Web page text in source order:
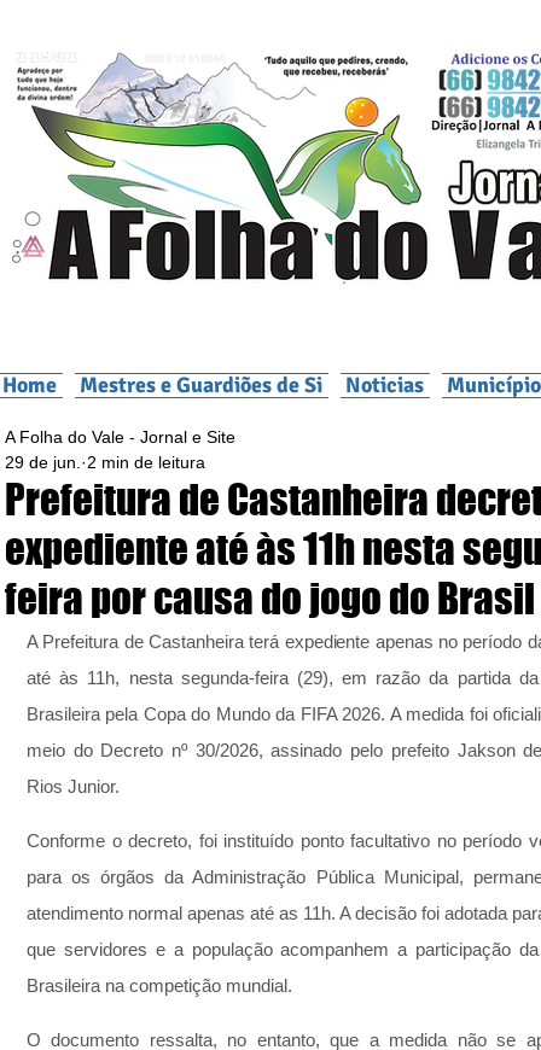
Home Mestres e Guardiões de Si Noticias
Prefeitura de Castanheira
expediente até às 11h nesta
feira por causa do jogo do Brasil
A Folha do Vale - Jornal e Site
29 de jun.
2 min de leitura
A Prefeitura de Castanheira terá expediente apenas no período
até às 11h, nesta segunda-feira (29), em razão da partida
Brasileira pela Copa do Mundo da FIFA 2026. A medida foi
meio do Decreto nº 30/2026, assinado pelo prefeito Jakson
Rios Junior.
Conforme o decreto, foi instituído ponto facultativo no período
para os órgãos da Administração Pública Municipal,
atendimento normal apenas até as 11h. A decisão foi adotada
que servidores e a população acompanhem a participação
Brasileira na competição mundial.
O documento ressalta, no entanto, que a medida não se